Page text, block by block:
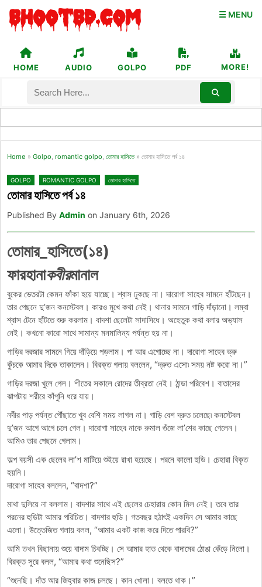
☰ MENU
HOME AUDIO GOLPO PDF MORE!
Home » Golpo, romantic golpo, তোমার হাসিতে» তোমার হাসিতে পর্ব ১৪
GOLPO ROMANTIC GOLPO তোমার হাসিতে
তোমার হাসিতে পর্ব ১৪
Published By Admin on January 6th, 2026
তোমার_হাসিতে(১৪)
ফারহানাকবীরমানাল
বুকের ভেতরটা কেমন ফাঁকা হয়ে যাচ্ছে। শ্বাস ঢুকছে না। দারোগা সাহেব সামনে হাঁটছেন।
তার পেছনে দু’জন কনস্টেবল। কারও মুখে কথা নেই। থানার সামনে গাড়ি দাঁড়ানো। লম্বা
শ্বাস টেনে হাঁটতে শুরু করলাম। বাদশা ছেলেটা সাদাসিধে। অহেতুক কথা বলার অভ্যাস
নেই। কখনো কারো সাথে সামান্য মনমালিন্য পর্যন্ত হয় না।
গাড়ির দরজার সামনে গিয়ে দাঁড়িয়ে পড়লাম। পা আর এগোচ্ছে না। দারোগা সাহেব ভ্রু
কুঁচকে আমার দিকে তাকালেন। বিরক্ত গলায় বললেন, “দ্রুত এসো৷ সময় নষ্ট করো না।”
গাড়ির দরজা খুলে গেল। শীতের সকালে রোদের তীব্রতা নেই। ঠান্ডা পরিবেশ। বাতাসের
ঝাপটায় শরীরে কাঁপুনি ধরে যায়।
নদীর পাড় পর্যন্ত পৌঁছাতে খুব বেশি সময় লাগল না। গাড়ি বেশ দ্রুত চলেছে৷ কনস্টেবল
দু’জন আগে আগে চলে গেল। দারোগা সাহেব নাকে রুমাল গুঁজে লা’শের কাছে গেলেন।
আমিও তার পেছনে গেলাম।
অল্প বয়সী এক ছেলের লা’শ মাটিয়ে শুইয়ে রাখা হয়েছে। পরনে কালো হুডি। চেহারা বিকৃত
হয়নি।
দারোগা সাহেব বললেন, “বাদশা?”
মাথা দুলিয়ে না বললাম। বাদশার সাথে এই ছেলের চেহারায় কোন মিল নেই। তবে তার
পরনের হুডিটা আমার পরিচিত। বাদশার হুডি। গতবছর হঠাৎই একদিন সে আমার কাছে
এলো। উত্তেজিত গলায় বলল, “আমার একট কাজ করে দিতে পারবি?”
আমি তখন বিছানায় শুয়ে বাদাম চিবচ্ছি। সে আমার হাত থেকে বাদামের ঠোঙা কেঁড়ে নিলো।
বিরক্ত সুরে বলল, “আমার কথা শুনেছিস?”
“শুনেছি। দাঁত আর জিহ্বার কাজ চলছে। কান খোলা। বলতে থাক।”